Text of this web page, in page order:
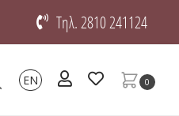
Τηλ. 2810 241124
EN 0